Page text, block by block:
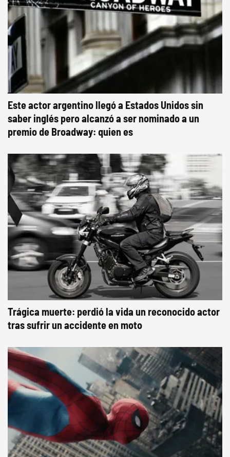
Este actor argentino llegó a Estados Unidos sin
saber inglés pero alcanzó a ser nominado a un
premio de Broadway: quien es
Trágica muerte: perdió la vida un reconocido actor
tras sufrir un accidente en moto